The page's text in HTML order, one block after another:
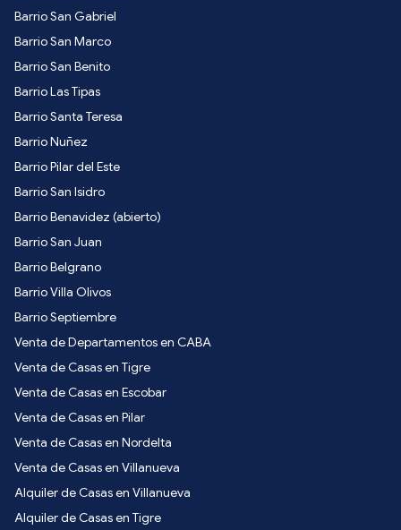
Barrio San Gabriel
Barrio San Marco
Barrio San Benito
Barrio Las Tipas
Barrio Santa Teresa
Barrio Nuñez
Barrio Pilar del Este
Barrio San Isidro
Barrio Benavidez (abierto)
Barrio San Juan
Barrio Belgrano
Barrio Villa Olivos
Barrio Septiembre
Venta de Departamentos en CABA
Venta de Casas en Tigre
Venta de Casas en Escobar
Venta de Casas en Pilar
Venta de Casas en Nordelta
Venta de Casas en Villanueva
Alquiler de Casas en Villanueva
Alquiler de Casas en Tigre